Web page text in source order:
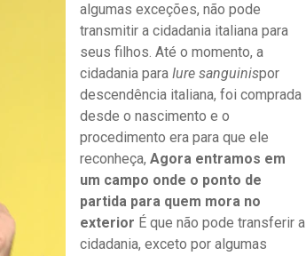
algumas exceções, não pode
transmitir a cidadania italiana para
seus filhos. Até o momento, a
cidadania para Iure sanguinispor
descendência italiana, foi comprada
desde o nascimento e o
procedimento era para que ele
reconheça, Agora entramos em
um campo onde o ponto de
partida para quem mora no
exterior É que não pode transferir a
cidadania, exceto por algumas